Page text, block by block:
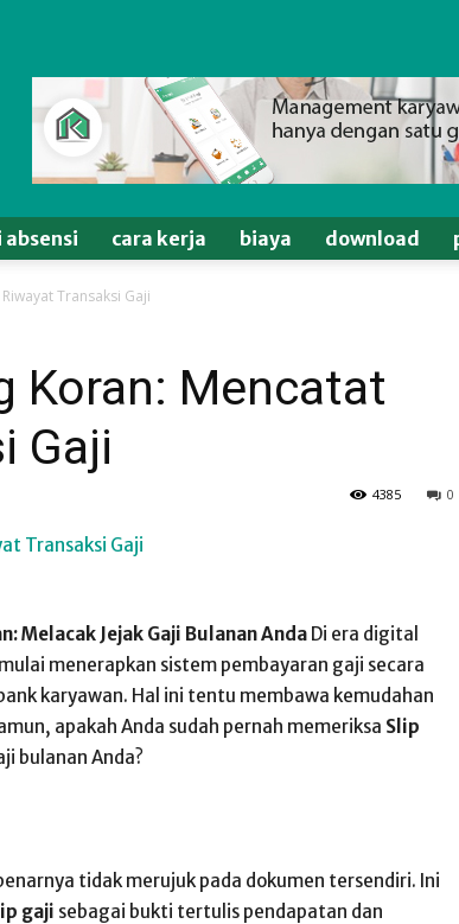
cara kerja biaya download
Transaksi Gaji
Koran: Mencatat
Gaji
0
4385
Melacak Jejak Gaji Bulanan Anda Di era digital
menerapkan sistem pembayaran gaji secara
karyawan. Hal ini tentu membawa kemudahan
apakah Anda sudah pernah memeriksa Slip
bulanan Anda?
tidak merujuk pada dokumen tersendiri. Ini
gaji sebagai bukti tertulis pendapatan dan